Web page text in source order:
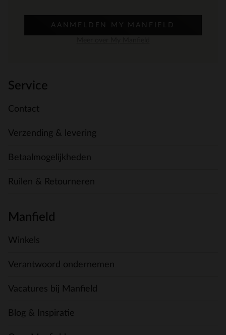
AANMELDEN MY MANFIELD
Service
Contact
Verzending & levering
Betaalmogelijkheden
Ruilen & Retourneren
Manfield
Winkels
Verantwoord ondernemen
Vacatures bij Manfield
Blog & Inspiratie